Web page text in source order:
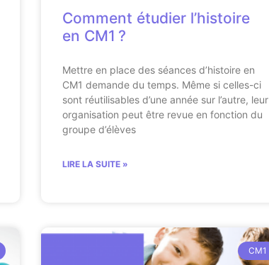
Comment étudier l’histoire
en CM1 ?
Mettre en place des séances d’histoire en
CM1 demande du temps. Même si celles-ci
sont réutilisables d’une année sur l’autre, leur
organisation peut être revue en fonction du
groupe d’élèves
LIRE LA SUITE »
CM1